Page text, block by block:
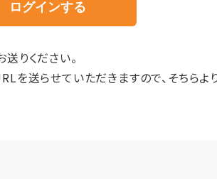
りください。
を送らせていただきますので、そちら